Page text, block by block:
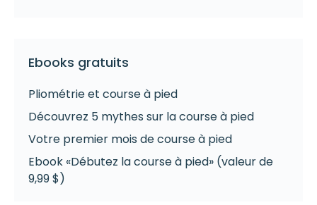
Ebooks gratuits
Pliométrie et course à pied
Découvrez 5 mythes sur la course à pied
Votre premier mois de course à pied
Ebook «Débutez la course à pied» (valeur de
9,99 $)